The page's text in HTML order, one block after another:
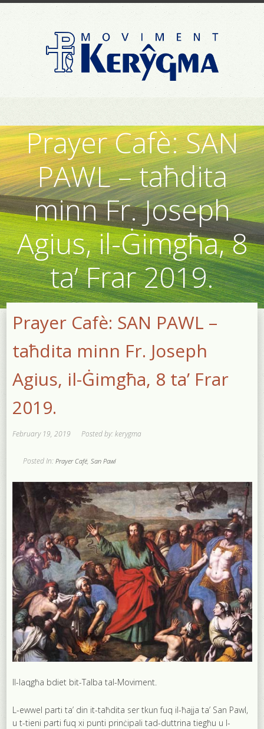
Prayer Cafè: SAN
PAWL – taħdita
minn Fr. Joseph
Agius, il-Ġimgħa, 8
ta’ Frar 2019.
Prayer Cafè: SAN PAWL –
taħdita minn Fr. Joseph
Agius, il-Ġimgħa, 8 ta’ Frar
2019.
February 19, 2019 Posted by: kerygma
Posted In:Prayer Café,San Pawl
Il-laqgħa bdiet bit-Talba tal-Moviment.
L-ewwel parti ta’ din it-taħdita ser tkun fuq il-ħajja ta’ San Pawl,
u t-tieni parti fuq xi punti prinċipali tad-duttrina tiegħu u l-